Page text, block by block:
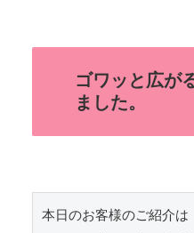
ゴワッと広が
ました。
本日のお客様のご紹介は